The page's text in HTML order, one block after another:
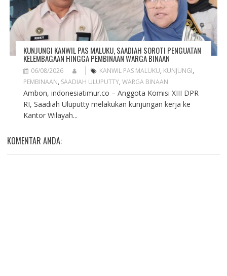
KUNJUNGI KANWIL PAS MALUKU, SAADIAH SOROTI PENGUATAN
KELEMBAGAAN HINGGA PEMBINAAN WARGA BINAAN
06/08/2026 KANWIL PAS MALUKU, KUNJUNGI,
PEMBINAAN, SAADIAH ULUPUTTY, WARGA BINAAN
Ambon, indonesiatimur.co – Anggota Komisi XIII DPR
RI, Saadiah Uluputty melakukan kunjungan kerja ke
Kantor Wilayah...
KOMENTAR ANDA: